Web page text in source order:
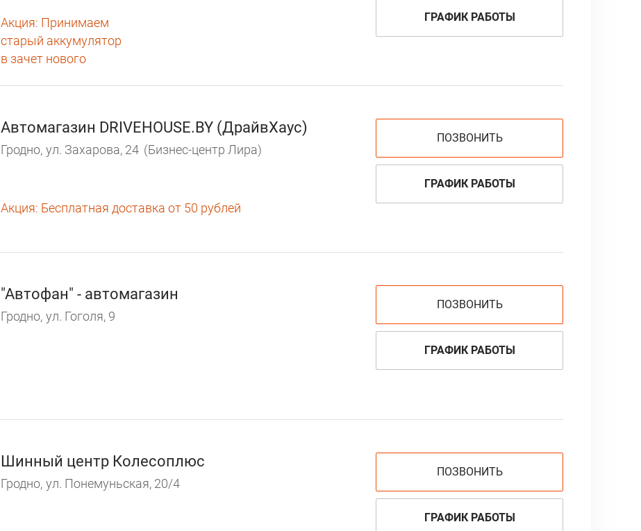
Акция: Принимаем
старый аккумулятор
в зачет нового
ГРАФИК РАБОТЫ
Автомагазин DRIVEHOUSE.BY (ДрайвХаус)
Гродно, ул. Захарова, 24 (Бизнес-центр Лира)
Акция: Бесплатная доставка от 50 рублей
ПОЗВОНИТЬ
ГРАФИК РАБОТЫ
"Автофан" - автомагазин
Гродно, ул. Гоголя, 9
ПОЗВОНИТЬ
ГРАФИК РАБОТЫ
Шинный центр Колесоплюс
Гродно, ул. Понемуньская, 20/4
ПОЗВОНИТЬ
ГРАФИК РАБОТЫ